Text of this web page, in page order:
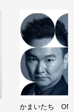
かまいたち